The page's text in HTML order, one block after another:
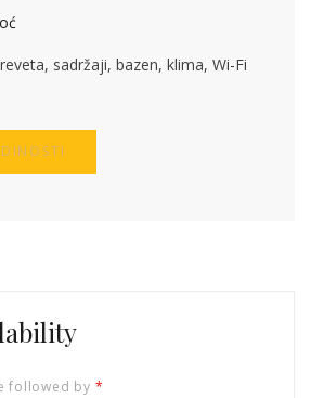
sadržaji, bazen, klima, Wi-Fi
followed by *